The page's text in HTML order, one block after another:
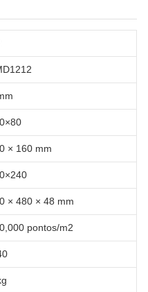
× 160 mm
× 480 × 48 mm
pontos/m2